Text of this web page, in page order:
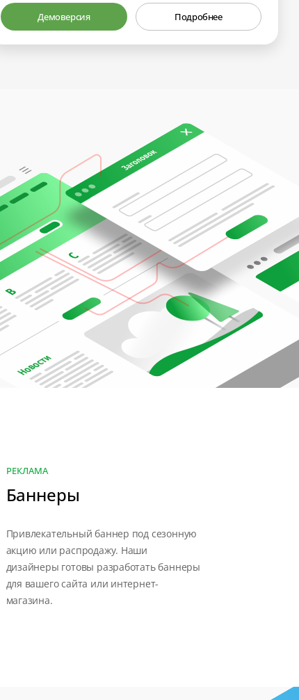
Демоверсия Подробнее
РЕКЛАМА
Баннеры
Привлекательный баннер под сезонную
акцию или распродажу. Наши
дизайнеры готовы разработать баннеры
для вашего сайта или интернет-
магазина.